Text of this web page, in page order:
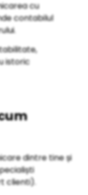
cu
contabilul
istoric
dintre tine și
clienti).